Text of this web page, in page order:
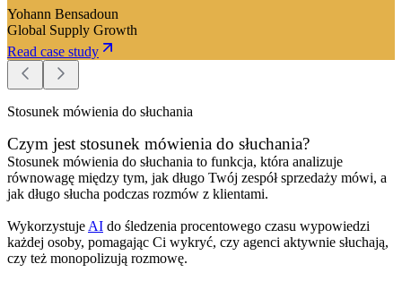
Yohann Bensadoun
Global Supply Growth
Read case study
Stosunek mówienia do słuchania
Czym jest stosunek mówienia do słuchania?
Stosunek mówienia do słuchania to funkcja, która analizuje
równowagę między tym, jak długo Twój zespół sprzedaży mówi, a
jak długo słucha podczas rozmów z klientami.
Wykorzystuje AI do śledzenia procentowego czasu wypowiedzi
każdej osoby, pomagając Ci wykryć, czy agenci aktywnie słuchają,
czy też monopolizują rozmowę.